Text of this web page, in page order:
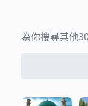
為你搜尋其他